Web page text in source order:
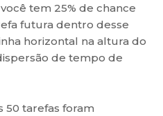
tem 25% de chance
futura dentro desse
horizontal na altura do
de tempo de
50 tarefas foram